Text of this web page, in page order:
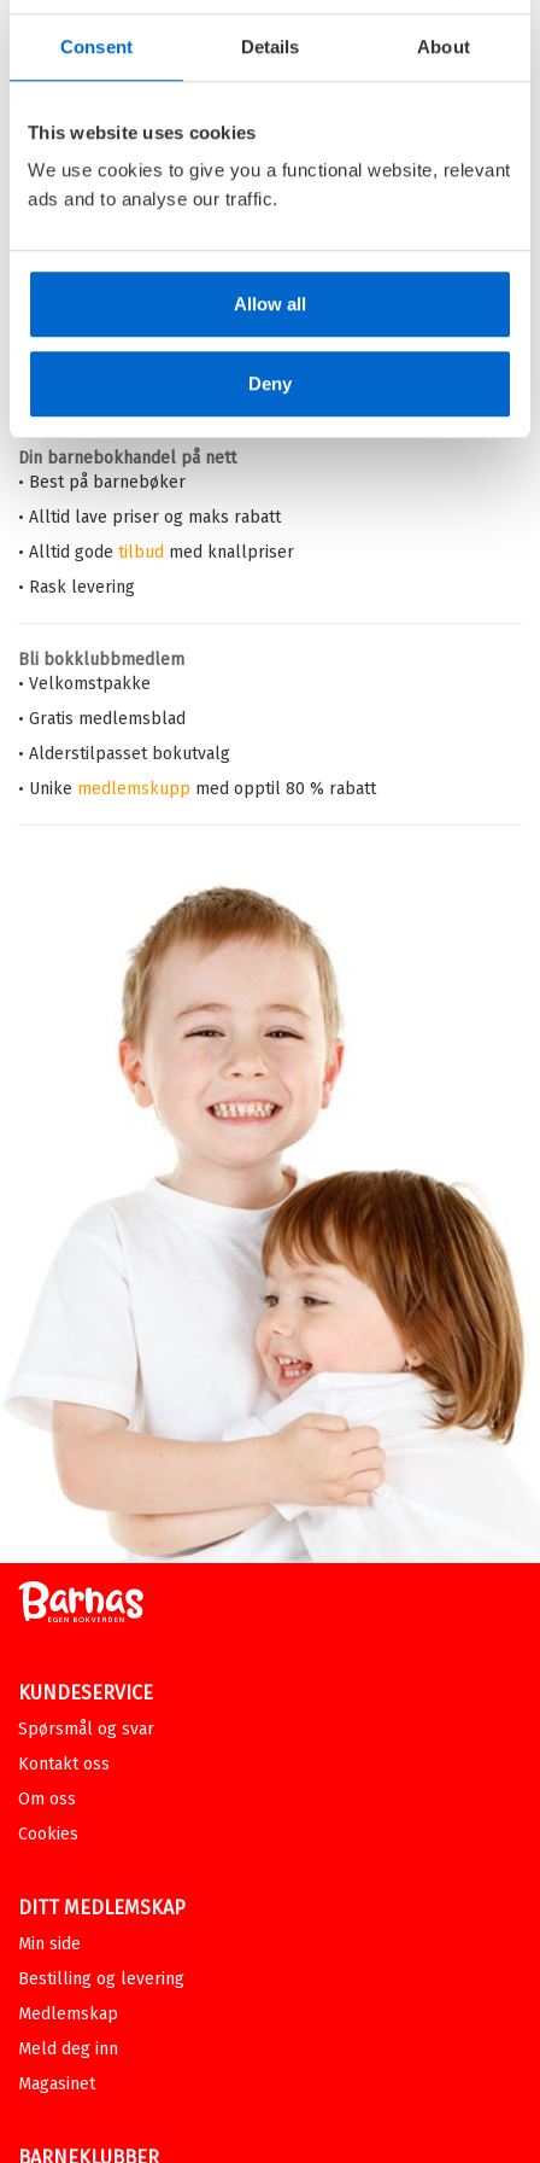
Consent Details About
This website uses cookies
We use cookies to give you a functional website, relevant
ads and to analyse our traffic.
Allow all
Deny
Blodspakten
STOCKHOLM /JOHAN
RUNDBERG
Pris 299,–
Kjøp
Barnas Egen Bokverden – 100% leselyst!
Din barnebokhandel på nett
• Best på barnebøker
• Alltid lave priser og maks rabatt
• Alltid gode tilbud med knallpriser
• Rask levering
Bli bokklubbmedlem
• Velkomstpakke
• Gratis medlemsblad
• Alderstilpasset bokutvalg
• Unike medlemskupp med opptil 80 % rabatt
KUNDESERVICE
Spørsmål og svar
Kontakt oss
Om oss
Cookies
DITT MEDLEMSKAP
Min side
Bestilling og levering
Medlemskap
Meld deg inn
Magasinet
BARNEKLUBBER